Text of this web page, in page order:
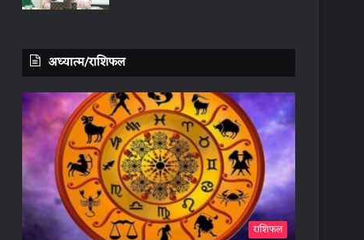
अध्यात्म/राशिफल
राशिफल